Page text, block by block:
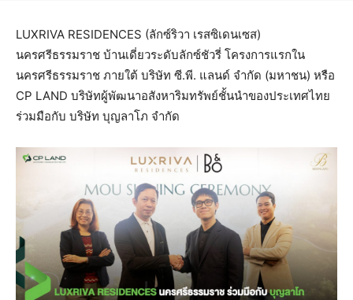
LUXRIVA RESIDENCES (ลักซ์ริวา เรสซิเดนเซส)
นครศรีธรรมราช บ้านเดี่ยวระดับลักซ์ชัวรี่ โครงการแรกใน
นครศรีธรรมราช ภายใต้ บริษัท ซี.พี. แลนด์ จำกัด (มหาชน) หรือ
CP LAND บริษัทผู้พัฒนาอสังหาริมทรัพย์ชั้นนำของประเทศไทย
ร่วมมือกับ บริษัท บุญลาโภ จำกัด